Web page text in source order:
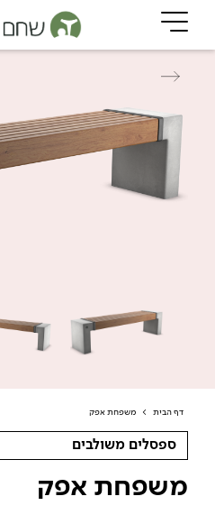
דף הבית > משפחת אפק
ספסלים משולבים
משפחת אפק